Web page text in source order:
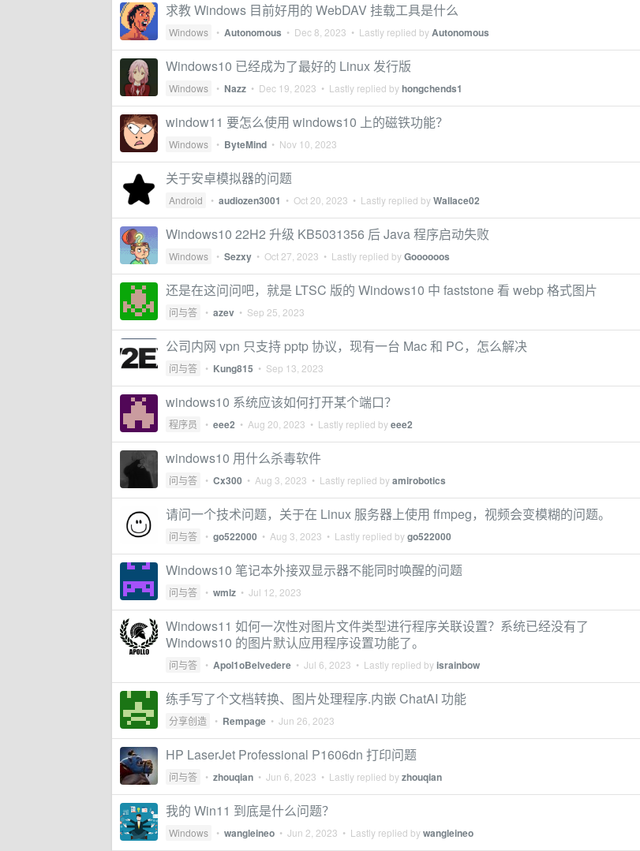
求教 Windows 目前好用的 WebDAV 挂载工具是什么
Windows • Autonomous • Dec 8, 2023 • Lastly replied byAutonomous
Windows10 已经成为了最好的 Linux 发行版
Windows • Nazz • Dec 19, 2023 • Lastly replied byhongchends1
window11 要怎么使用 windows10 上的磁铁功能？
Windows • ByteMind • Nov 10, 2023
关于安卓模拟器的问题
Android • audiozen3001 • Oct 20, 2023 • Lastly replied byWallace02
Windows10 22H2 升级 KB5031356 后 Java 程序启动失败
Windows • Sezxy • Oct 27, 2023 • Lastly replied byGoooooos
还是在这问问吧，就是 LTSC 版的 Windows10 中 faststone 看 webp 格式图片
问与答 • azev • Sep 25, 2023
公司内网 vpn 只支持 pptp 协议，现有一台 Mac 和 PC，怎么解决
问与答 • Kung815 • Sep 13, 2023
windows10 系统应该如何打开某个端口？
程序员 • eee2 • Aug 20, 2023 • Lastly replied byeee2
windows10 用什么杀毒软件
问与答 • Cx300 • Aug 3, 2023 • Lastly replied byamirobotics
请问一个技术问题，关于在 Linux 服务器上使用 ffmpeg，视频会变模糊的问题。
问与答 • go522000 • Aug 3, 2023 • Lastly replied bygo522000
Windows10 笔记本外接双显示器不能同时唤醒的问题
问与答 • wmlz • Jul 12, 2023
Windows11 如何一次性对图片文件类型进行程序关联设置？系统已经没有了
Windows10 的图片默认应用程序设置功能了。
问与答 • Apol1oBelvedere • Jul 6, 2023 • Lastly replied byisrainbow
练手写了个文档转换、图片处理程序.内嵌 ChatAI 功能
分享创造 • Rempage • Jun 26, 2023
HP LaserJet Professional P1606dn 打印问题
问与答 • zhouqian • Jun 6, 2023 • Lastly replied byzhouqian
我的 Win11 到底是什么问题？
Windows • wangleineo • Jun 2, 2023 • Lastly replied bywangleineo